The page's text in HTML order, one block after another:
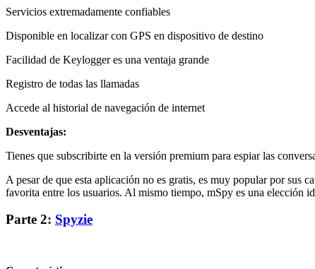
Servicios extremadamente confiables
Disponible en localizar con GPS en dispositivo de destino
Facilidad de Keylogger es una ventaja grande
Registro de todas las llamadas
Accede al historial de navegación de internet
Desventajas:
Tienes que subscribirte en la versión premium para espiar las
A pesar de que esta aplicación no es gratis, es muy popular por sus
favorita entre los usuarios. Al mismo tiempo, mSpy es una elección
Parte 2: Spyzie